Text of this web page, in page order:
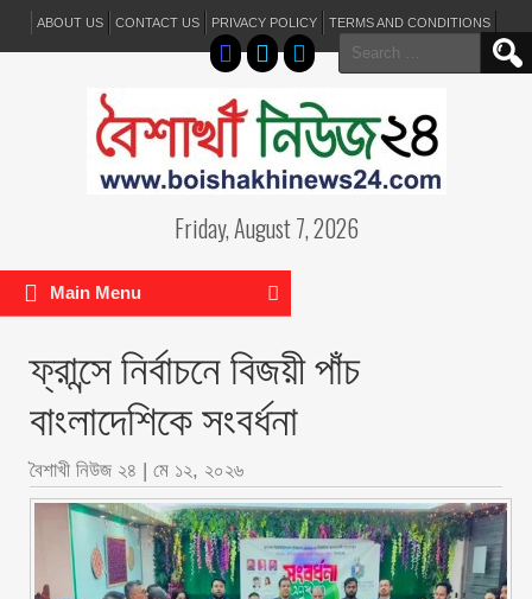
ABOUT US CONTACT US PRIVACY POLICY TERMS AND CONDITIONS
Search
for:
Friday, August 7, 2026
Main Menu
ফ্রান্সে নির্বাচনে বিজয়ী পাঁচ
বাংলাদেশিকে সংবর্ধনা
বৈশাখী নিউজ ২৪ | মে ১২, ২০২৬